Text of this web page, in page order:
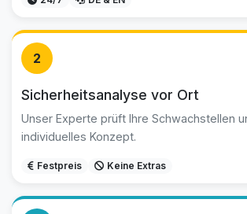
2
Sicherheitsanalyse vor Ort
Unser Experte prüft Ihre Schwachstellen
individuelles Konzept.
Festpreis Keine Extras